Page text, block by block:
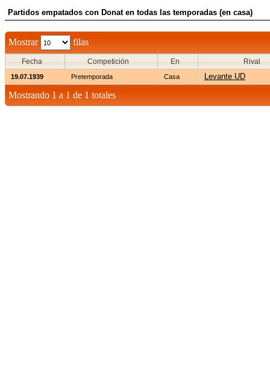
Partidos empatados con Donat en todas las temporadas (en casa)
Mostrar filas
Fecha Competición En Rival
19.07.1939 Pretemporada Casa Levante UD
Mostrando 1 a 1 de 1 totales